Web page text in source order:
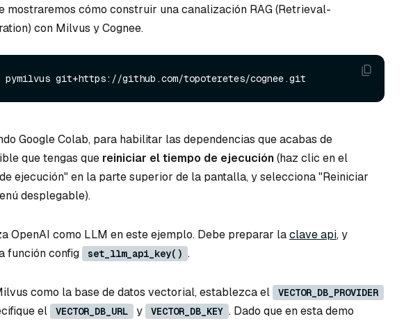
mostraremos cómo construir una canalización RAG (Retrieval-
con Milvus y Cognee.
git+https://github.com/topoteretes/cognee.git
Google Colab, para habilitar las dependencias que acabas de
que tengas que reiniciar el tiempo de ejecución(haz clic en el
ejecución" en la parte superior de la pantalla, y selecciona "Reiniciar
desplegable).
OpenAI como LLM en este ejemplo. Debe preparar laclave api, y
función config
set_llm_api_key() .
como la base de datos vectorial, establezca el VECTOR_DB_PROVIDER
el VECTOR_DB_URL y VECTOR_DB_KEY . Dado que en esta demo